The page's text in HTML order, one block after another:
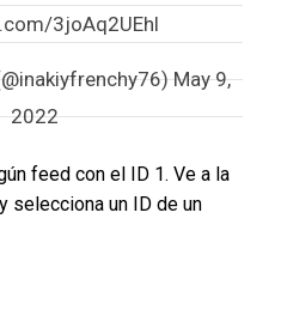
3joAq2UEhl
May 9,
2022
feed con el ID 1. Ve a la
y selecciona un ID de un